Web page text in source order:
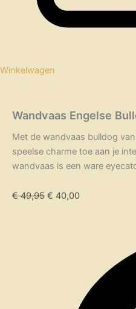
Winkelwagen
Wandvaas Engelse
Met de wandvaas bulldog
speelse charme toe aan je
wandvaas is een ware
€49,95 € 40,00